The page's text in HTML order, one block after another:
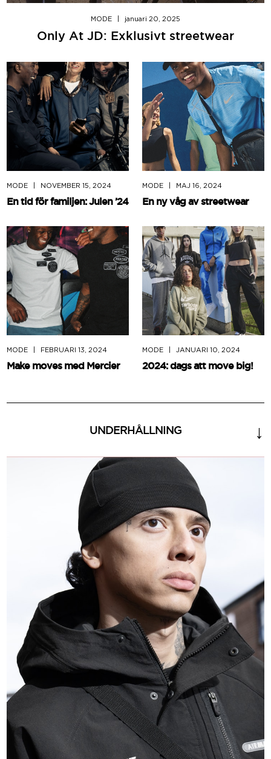
MODE januari 20, 2025
Only At JD: Exklusivt streetwear
MODE NOVEMBER 15, 2024
En tid för familjen: Julen ’24
MODE MAJ 16, 2024
En ny våg av streetwear
MODE FEBRUARI 13, 2024
Make moves med Mercier
MODE JANUARI 10, 2024
2024: dags att move big!
UNDERHÅLLNING